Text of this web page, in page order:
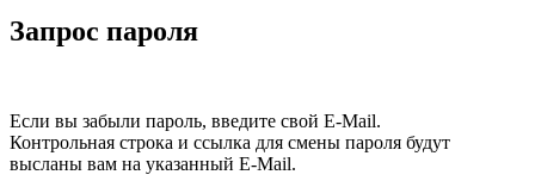
Запрос пароля
Если вы забыли пароль, введите свой E-Mail.
Контрольная строка и ссылка для смены пароля будут
высланы вам на указанный E-Mail.